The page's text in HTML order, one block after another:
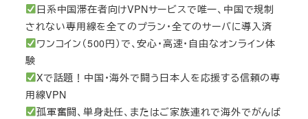
日系中国滞在者向けVPNサービスで唯一、中国で規制
されない専用線を全てのプラン・全てのサーバに導入済
ワンコイン（500円）で、安心・高速・自由なオンライン体
験
Xで話題！中国・海外で闘う日本人を応援する信頼の専
用線VPN
孤軍奮闘、単身赴任、またはご家族連れで海外でがんば